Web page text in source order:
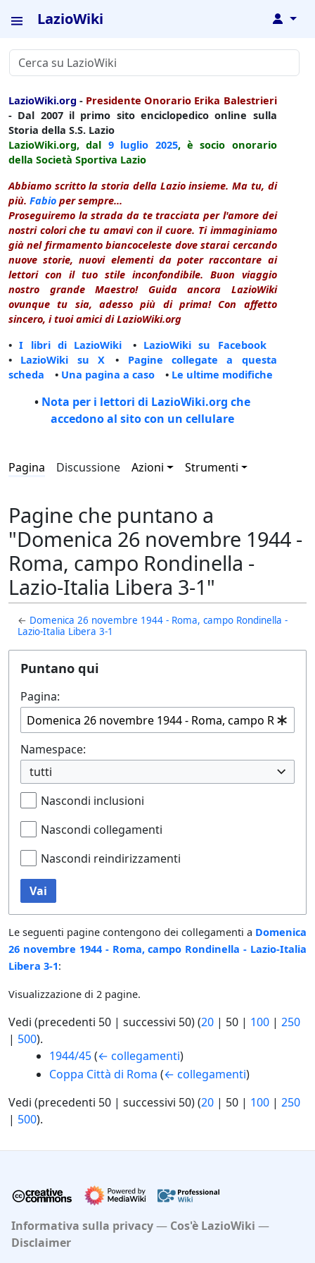
LazioWiki ↓
LazioWiki.org - Presidente Onorario Erika Balestrieri
- Dal 2007 il primo sito enciclopedico online sulla
Storia della S.S. Lazio
LazioWiki.org, dal 9 luglio 2025, è socio onorario
della Società Sportiva Lazio
Abbiamo scritto la storia della Lazio insieme. Ma tu, di
più. Fabio per sempre...
Proseguiremo la strada da te tracciata per l'amore dei
nostri colori che tu amavi con il cuore. Ti immaginiamo
già nel firmamento biancoceleste dove starai cercando
nuove storie, nuovi elementi da poter raccontare ai
lettori con il tuo stile inconfondibile. Buon viaggio
nostro grande Maestro! Guida ancora LazioWiki
ovunque tu sia, adesso più di prima! Con affetto
sincero, i tuoi amici di LazioWiki.org
•I libri di LazioWiki • LazioWiki su Facebook
• LazioWiki su X • Pagine collegate a questa
scheda • Una pagina a caso • Le ultime modifiche
• Nota per i lettori di LazioWiki.org che
accedono al sito con un cellulare
Pagina Discussione Azioni Strumenti
Pagine che puntano a
"Domenica 26 novembre 1944 -
Roma, campo Rondinella -
Lazio-Italia Libera 3-1"
← Domenica 26 novembre 1944 - Roma, campo Rondinella -
Lazio-Italia Libera 3-1
Puntano qui
Pagina:
Namespace:
tutti
Nascondi inclusioni
Nascondi collegamenti
Nascondi reindirizzamenti
Vai
Le seguenti pagine contengono dei collegamenti a Domenica
26 novembre 1944 - Roma, campo Rondinella - Lazio-Italia
Libera 3-1:
Visualizzazione di 2 pagine.
Vedi (precedenti 50 | successivi 50) (20 | 50 | 100 | 250
| 500).
1944/45 (← collegamenti)
Coppa Città di Roma (← collegamenti)
Vedi (precedenti 50 | successivi 50) (20 | 50 | 100 | 250
| 500).
Informativa sulla privacy
Cos'è LazioWiki
Disclaimer